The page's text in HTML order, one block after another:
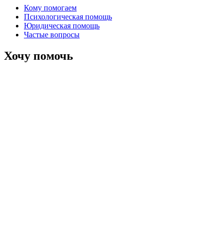
Кому помогаем
Психологическая помощь
Юридическая помощь
Частые вопросы
Хочу помочь